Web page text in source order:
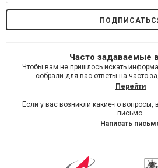
Часто задаваемые
Чтобы вам не пришлось искать
собрали для вас ответы на часто
Перейти
Если у вас возникли какие-то
письмо.
Написать